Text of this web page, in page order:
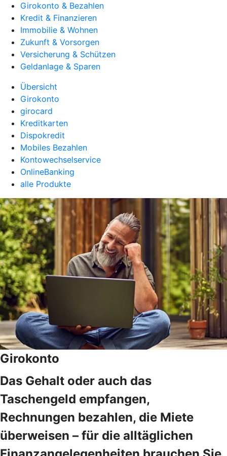
Girokonto & Bezahlen
Kredit & Finanzieren
Immobilie & Wohnen
Zukunft & Vorsorgen
Versicherung & Schützen
Geldanlage & Sparen
Übersicht
Girokonto
girocard
Kreditkarten
Dispokredit
Mobiles Bezahlen
Kontowechselservice
OnlineBanking
alle Produkte
Girokonto
Das Gehalt oder auch das
Taschengeld empfangen,
Rechnungen bezahlen, die Miete
überweisen – für die alltäglichen